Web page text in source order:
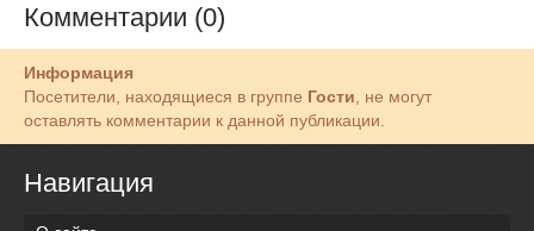
Комментарии (0)
Информация
Посетители, находящиеся в группе Гости , не могут
оставлять комментарии к данной публикации.
Навигация